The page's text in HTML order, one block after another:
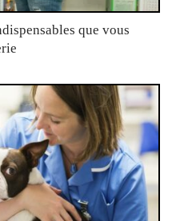
que vous